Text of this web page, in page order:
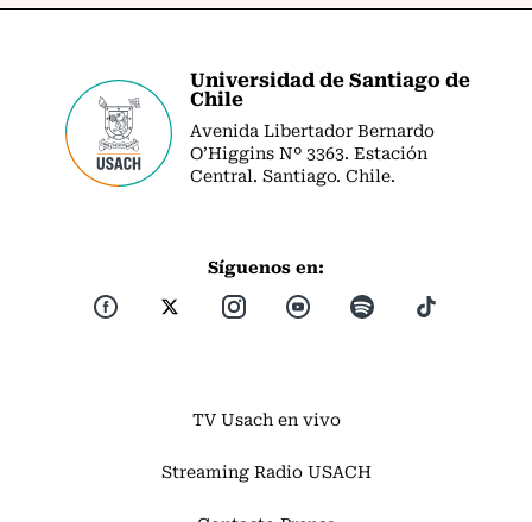
Universidad de Santiago de
Chile
Avenida Libertador Bernardo
O’Higgins Nº 3363. Estación
Central. Santiago. Chile.
Síguenos en:
TV Usach en vivo
Streaming Radio USACH